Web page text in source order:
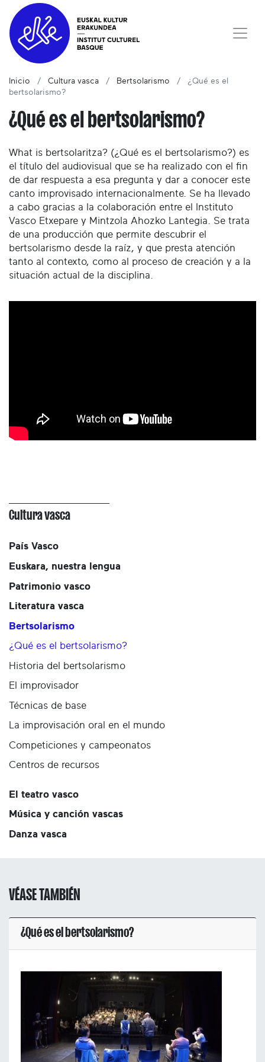
Inicio Cultura vasca Bertsolarismo
¿Qué es el
bertsolarismo?
¿Qué es el bertsolarismo?
What is bertsolaritza? (¿Qué es el bertsolarismo?) es
el título del audiovisual que se ha realizado con el fin
de dar respuesta a esa pregunta y dar a conocer este
canto improvisado internacionalmente. Se ha llevado
a cabo gracias a la colaboración entre el Instituto
Vasco Etxepare y Mintzola Ahozko Lantegia. Se trata
de una producción que permite descubrir el
bertsolarismo desde la raíz, y que presta atención
tanto al contexto, como al proceso de creación y a la
situación actual de la disciplina.
Cultura vasca
País Vasco
Euskara, nuestra lengua
Patrimonio vasco
Literatura vasca
Bertsolarismo
¿Qué es el bertsolarismo?
Historia del bertsolarismo
El improvisador
Técnicas de base
La improvisación oral en el mundo
Competiciones y campeonatos
Centros de recursos
El teatro vasco
Música y canción vascas
Danza vasca
VÉASE TAMBIÉN
¿Qué es el bertsolarismo?